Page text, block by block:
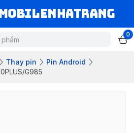
0
Thay pin
Pin Android
G985